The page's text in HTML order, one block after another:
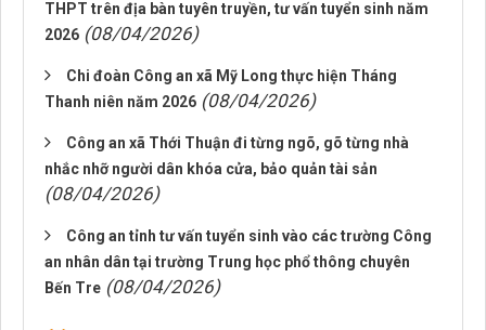
THPT trên địa bàn tuyên truyền, tư vấn tuyển sinh năm
2026 (08/04/2026)
Chi đoàn Công an xã Mỹ Long thực hiện Tháng
Thanh niên năm 2026 (08/04/2026)
Công an xã Thới Thuận đi từng ngõ, gõ từng nhà
nhắc nhỡ người dân khóa cửa, bảo quản tài sản
(08/04/2026)
Công an tỉnh tư vấn tuyển sinh vào các trường Công
an nhân dân tại trường Trung học phổ thông chuyên
Bến Tre (08/04/2026)